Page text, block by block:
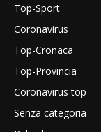
Top-Sport
Coronavirus
Top-Cronaca
Top-Provincia
Coronavirus top
Senza categoria